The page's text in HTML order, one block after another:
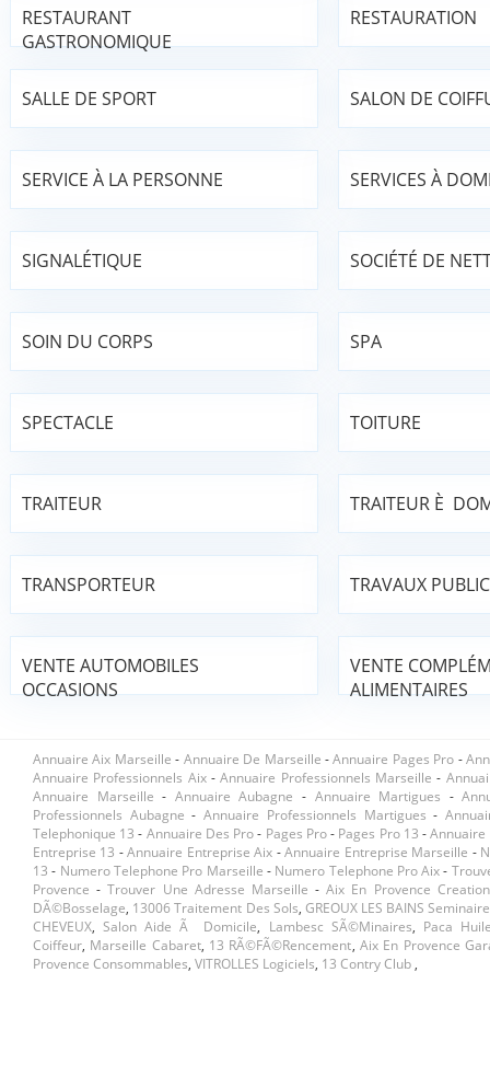
RESTAURANT
GASTRONOMIQUE
RESTAURATION
SALLE DE SPORT SALON DE
SERVICE À LA PERSONNE SERVICES À
SIGNALÉTIQUE SOCIÉTÉ DE
SOIN DU CORPS SPA
SPECTACLE TOITURE
TRAITEUR TRAITEUR È
TRANSPORTEUR TRAVAUX
VENTE AUTOMOBILES
OCCASIONS
VENTE
ALIMENTAIRES
Annuaire Aix Marseille - Annuaire De Marseille -Annuaire Pages Pro -
Annuaire Professionnels Aix -Annuaire Professionnels Marseille -
Annuaire Marseille - Annuaire Aubagne - Annuaire Martigues -
Professionnels Aubagne -Annuaire Professionnels Martigues -
Telephonique 13 - Annuaire Des Pro- Pages Pro- Pages Pro 13 -Annuaire
Entreprise 13 -Annuaire Entreprise Aix -Annuaire Entreprise Marseille -
13 - Numero Telephone Pro Marseille - Numero Telephone Pro Aix-
Provence -Trouver Une Adresse Marseille -Aix En Provence
DÃ©bosselage, 13006 Traitement Des Sols, GREOUX LES BAINS
CHEVEUX,Salon Aide Ã Domicile, Lambesc SÃ©minaires, Paca
Coiffeur, Marseille Cabaret, 13 RÃ©fÃ©rencement, Aix En Provence
Provence Consommables, VITROLLES Logiciels, 13 Contry Club ,